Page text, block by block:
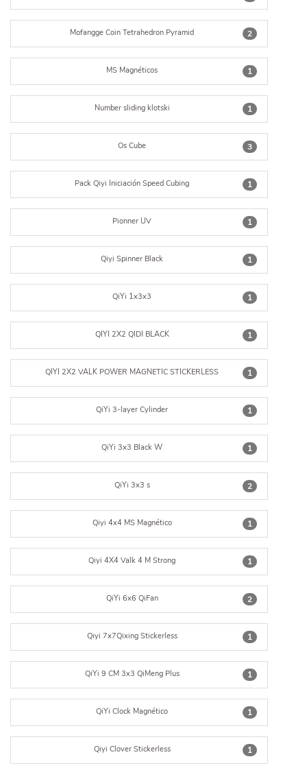
2
Mofangge Coin Tetrahedron Pyramid
1
MS Magnéticos
1
Number sliding klotski
3
Os Cube
1
Pack Qiyi Iniciación Speed Cubing
1
Pionner UV
1
Qiyi Spinner Black
1
QiYi 1x3x3
1
QIYI 2X2 QIDI BLACK
1
QIYI 2X2 VALK POWER MAGNETIC STICKERLESS
1
QiYi 3-layer Cylinder
1
QiYi 3x3 Black W
2
QiYi 3x3 s
1
Qiyi 4x4 MS Magnético
1
Qiyi 4X4 Valk 4 M Strong
2
QiYi 6x6 QiFan
1
Qiyi 7x7Qixing Stickerless
1
QiYi 9 CM 3x3 QiMeng Plus
1
QiYi Clock Magnético
1
Qiyi Clover Stickerless